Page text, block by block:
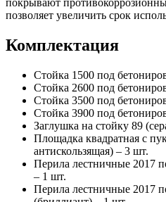
покрывают
позволяет увеличить срок
Комплектация
Стойка 1500 под
Стойка 2600 под
Стойка 3500 под
Стойка 3900 под
Заглушка на стойку 89
Площадка квадратная с
антискользящая) – 3 шт.
Перила лестничные 2017
– 1 шт.
Перила лестничные 2017